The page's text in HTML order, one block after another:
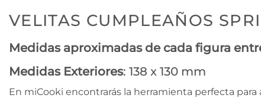
VELITAS CUMPLEAÑOS
Medidas aproximadas de cada figura
Medidas Exteriores: 138 x 130 mm
En miCooki encontrarás la herramienta perfecta